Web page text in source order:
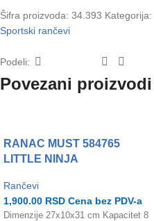
Šifra proizvoda: 34.393 Kategorija:
Sportski rančevi
Podeli:
Povezani proizvodi
RANAC MUST 584765
LITTLE NINJA
Rančevi
1,900.00 RSD Cena bez PDV-a
Dimenzije 27x10x31 cm Kapacitet 8